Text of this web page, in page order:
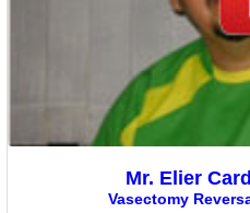
Mr. Elier
Vasectomy